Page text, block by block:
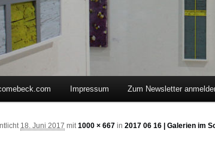
Inhalt wechseln
sekundären Inhalt wechseln
Impressum Zum Newsletter
18. Juni 2017 mit 1000 × 667 in 2017 06 16 | Galerien im